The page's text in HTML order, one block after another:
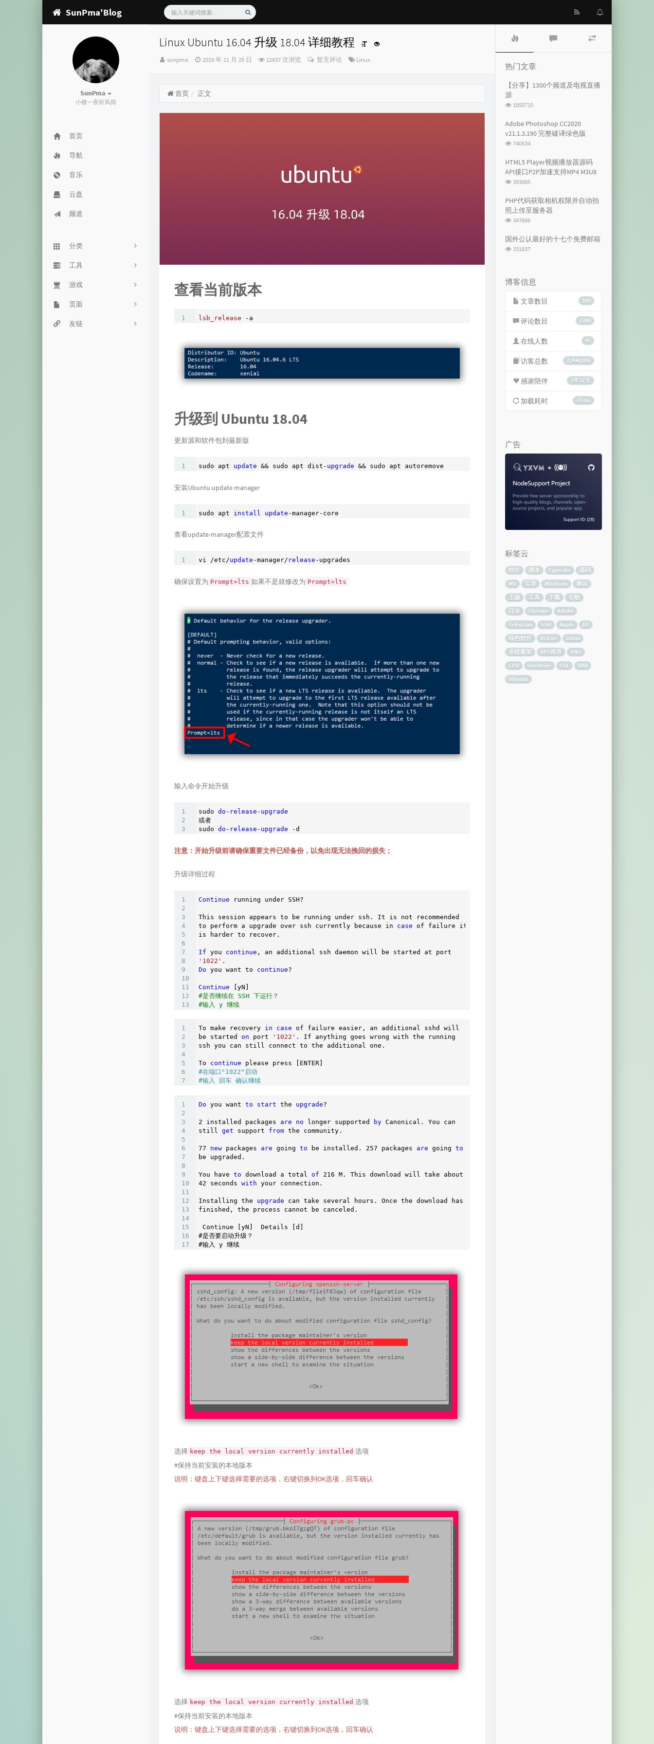
SunPma'Blog
SunPma
小楼一夜听风雨
首页
导航
音乐
云盘
频道
分类
90
Linux
24
Typecho
61
杂七杂八
5
主机推荐
工具
服务监控
网站监控
目录程序
游戏
街头霸王
飞机大战
页面
豆瓣网
友链
Linux Ubuntu 16.04 升级 18.04 详细教程
博
sunpma
发
时
间：
2019 年 11 月 25 日 12637 次浏览 暂无评论
分
Linux
首页 正文
查看当前版本
lsb_release -a
升级到 Ubuntu 18.04
更新源和软件包到最新版
sudo apt update && sudo apt dist- upgrade && sudo apt autoremove
安装Ubuntu update manager
sudo apt install update -manager-core
查看update-manager配置文件
vi /etc/update -manager/ release -upgrades
确保设置为 Prompt=lts 如果不是就修改为 Prompt=lts
输入命令开始升级
sudo do - release - upgrade
或者
sudo do - release - upgrade -d
注意：开始升级前请确保重要文件已经备份，以免出现无法挽回的损失；
升级详细过程
Continue running under SSH?
This session appears to be running under ssh. It is not recommended
to perform a upgrade over ssh currently because in case of failure it
is harder to recover.
If you continue
'1022'
Do you want to continue?
Continue
#是否继续在 SSH 下运行？
#输入 y 继续
To make recovery in case of failure easier, an additional sshd will
be started on port '1022' . If anything goes wrong with the running
ssh you can still connect to the additional one.
To continue
#在端口"1022"启动
#输入 回车 确认继续
Do you want to start the upgrade?
2 installed packages are no longer supported by Canonical. You can
still get support from the community.
77 new packages are going to be installed. 257 packages are going to
be upgraded.
You have to download a total of 216
42 seconds with your connection.
Installing the upgrade can take several hours. Once the download has
finished, the process cannot be canceled.
Continue [yN]  Details [d]
#是否要启动升级？
#输入 y 继续
选择 keep the local version currently installed 选项
#保持当前安装的本地版本
说明：键盘上下键选择需要的选项，右键切换到OK选项，回车确认
选择 keep the local version currently installed 选项
#保持当前安装的本地版本
说明：键盘上下键选择需要的选项，右键切换到OK选项，回车确认
文
章
评
文
热门文章
【分享】1300个频道及电视直播
源
浏
次
数:
1850710
Adobe Photoshop CC2020
v21.1.3.190 完整破译绿色版
浏
次
数:
740534
HTML5 Player视频播放器源码
API接口P2P加速支持MP4 M3U8
浏
次
数:
393685
PHP代码获取相机权限并自动拍
照上传至服务器
浏
次
数:
347696
国外公认最好的十七个免费邮箱
浏
331837
博客信息
189
文章数目
7308
评论数目
45
在线人数
7,990,091
访客总数
7年77天
感谢陪伴
33 ms
加载耗时
广告
标签云
软件 脚本 Typecho
源码
MV
宝塔 Windows
测试
主题
工具 下载
谷歌
目录
Chrome
Adobe
Telegram
SSH Apple
BT
绿色软件
Rclone
Linux
系统重装
VPS推荐
DNS
CPU
OneDrive SSL
BBR
Ubuntu